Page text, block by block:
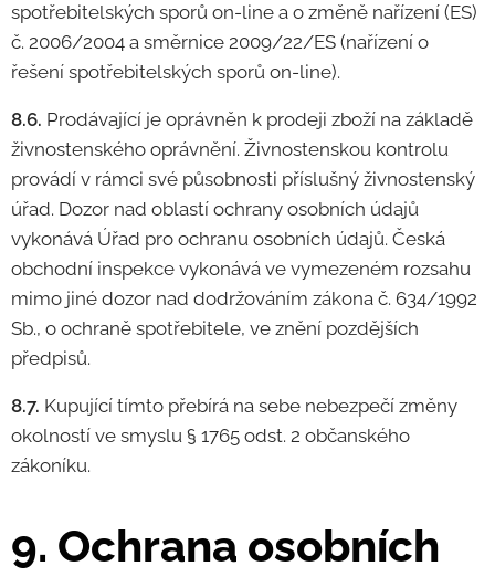
spotřebitelských sporů on-line a o změně nařízení (ES)
č. 2006/2004 a směrnice 2009/22/ES (nařízení o
řešení spotřebitelských sporů on-line).
8.6. Prodávající je oprávněn k prodeji zboží na základě
živnostenského oprávnění. Živnostenskou kontrolu
provádí v rámci své působnosti příslušný živnostenský
úřad. Dozor nad oblastí ochrany osobních údajů
vykonává Úřad pro ochranu osobních údajů. Česká
obchodní inspekce vykonává ve vymezeném rozsahu
mimo jiné dozor nad dodržováním zákona č. 634/1992
Sb., o ochraně spotřebitele, ve znění pozdějších
předpisů.
8.7. Kupující tímto přebírá na sebe nebezpečí změny
okolností ve smyslu § 1765 odst. 2 občanského
zákoníku.
9. Ochrana osobních